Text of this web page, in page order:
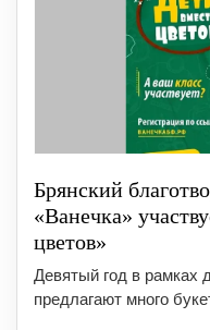
Брянский
«Ванечка»
цветов»
Девятый год в рамках
предлагают много